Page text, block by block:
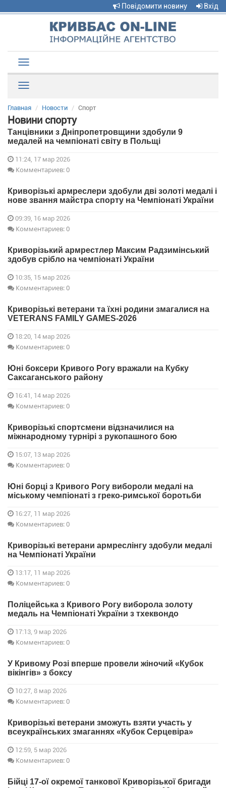
Повідомити новину Вхід
navigation
Главная Новости Спорт
Новини спорту
Танцівники з Дніпропетровщини здобули 9
медалей на чемпіонаті світу в Польщі
11:24, 17 мар 2026
Комментариев: 0
Криворізькі армреслери здобули дві золоті медалі і
нове звання майстра спорту на Чемпіонаті України
09:39, 16 мар 2026
Комментариев: 0
Криворізький армрестлер Максим Радзимінський
здобув срібло на чемпіонаті України
10:35, 15 мар 2026
Комментариев: 0
Криворізькі ветерани та їхні родини змагалися на
VETERANS FAMILY GAMES-2026
18:20, 14 мар 2026
Комментариев: 0
Юні боксери Кривого Рогу вражали на Кубку
Саксаганського району
16:41, 14 мар 2026
Комментариев: 0
Криворізькі спортсмени відзначилися на
міжнародному турнірі з рукопашного бою
15:07, 13 мар 2026
Комментариев: 0
Юні борці з Кривого Рогу вибороли медалі на
міському чемпіонаті з греко-римської боротьби
16:27, 11 мар 2026
Комментариев: 0
Криворізькі ветерани армреслінгу здобули медалі
на Чемпіонаті України
13:17, 11 мар 2026
Комментариев: 0
Поліцейська з Кривого Рогу виборола золоту
медаль на Чемпіонаті України з тхеквондо
17:13, 9 мар 2026
Комментариев: 0
У Кривому Розі вперше провели жіночий «Кубок
вікінгів» з боксу
10:27, 8 мар 2026
Комментариев: 0
Криворізькі ветерани зможуть взяти участь у
всеукраїнських змаганнях «Кубок Серцевіра»
12:59, 5 мар 2026
Комментариев: 0
Бійці 17-ої окремої танкової Криворізької бригади